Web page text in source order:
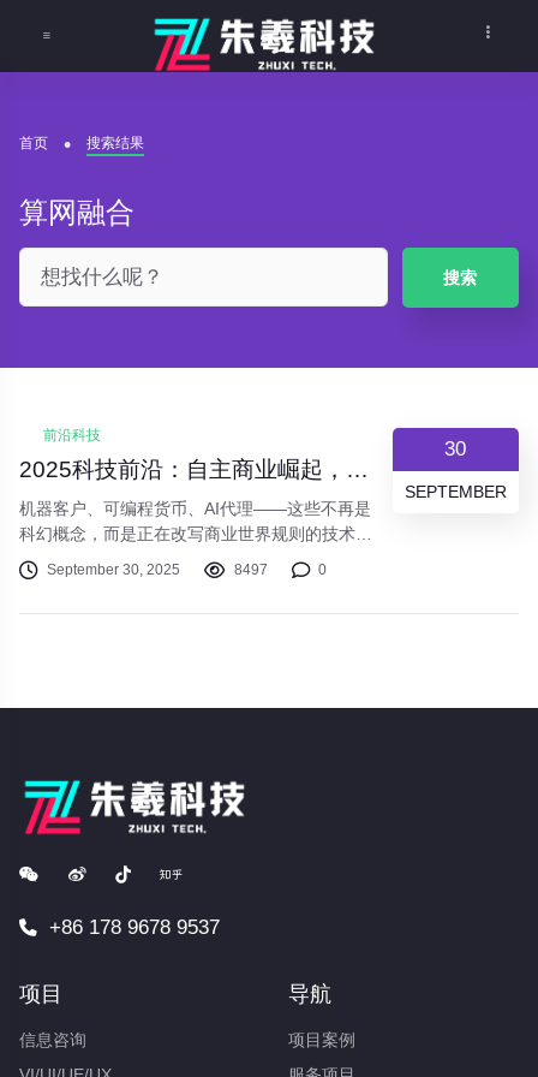
首页 搜索结果
算网融合
搜索
30
SEPTEMBER
前沿科技
2025科技前沿：自主商业崛起，AI智能体重塑未来竞争格局
机器客户、可编程货币、AI代理——这些不再是
科幻概念，而是正在改写商业世界规则的技术力
量。在2025年的今天，历经多年数字化转型的
企业正面临新的变革。人工智能与自动化的深度
September 30, 2025 8497 0
+86 178 9678 9537
项目
信息咨询
导航
项目案例